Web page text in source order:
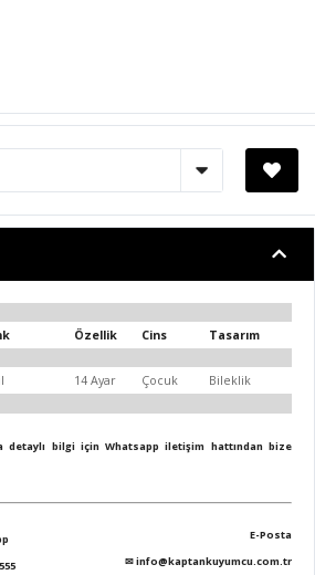
Özellik Cins Tasarım
14 Ayar Çocuk Bileklik
detaylı bilgi için Whatsapp iletişim hattından bize
E-Posta
✉info@kaptankuyumcu.com.tr